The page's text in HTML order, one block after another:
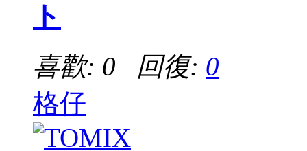
ト
喜歡: 0 回復: 0
格仔